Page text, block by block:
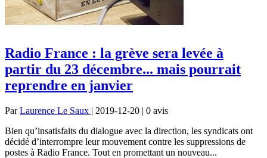
Radio France : la grève sera levée à
partir du 23 décembre... mais pourrait
reprendre en janvier
ParLaurence Le Saux | 2019-12-20 | 0 avis
Bien qu’insatisfaits du dialogue avec la direction, les syndicats ont
décidé d’interrompre leur mouvement contre les suppressions de
postes à Radio France. Tout en promettant un nouveau...